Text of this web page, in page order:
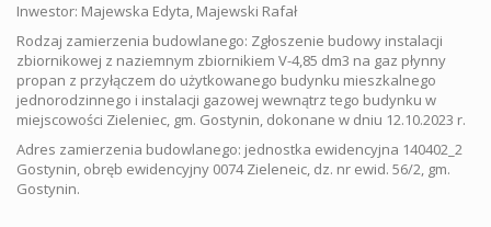
Inwestor: Majewska Edyta, Majewski Rafał
Rodzaj zamierzenia budowlanego: Zgłoszenie budowy instalacji
zbiornikowej z naziemnym zbiornikiem V-4,85 dm3 na gaz płynny
propan z przyłączem do użytkowanego budynku mieszkalnego
jednorodzinnego i instalacji gazowej wewnątrz tego budynku w
miejscowości Zieleniec, gm. Gostynin, dokonane w dniu 12.10.2023 r.
Adres zamierzenia budowlanego: jednostka ewidencyjna 140402_2
Gostynin, obręb ewidencyjny 0074 Zieleneic, dz. nr ewid. 56/2, gm.
Gostynin.